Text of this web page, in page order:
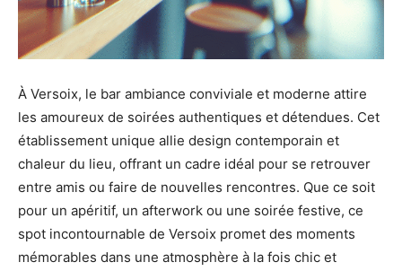
À Versoix, le bar ambiance conviviale et moderne attire
les amoureux de soirées authentiques et détendues. Cet
établissement unique allie design contemporain et
chaleur du lieu, offrant un cadre idéal pour se retrouver
entre amis ou faire de nouvelles rencontres. Que ce soit
pour un apéritif, un afterwork ou une soirée festive, ce
spot incontournable de Versoix promet des moments
mémorables dans une atmosphère à la fois chic et